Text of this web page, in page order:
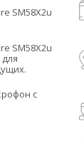
SM58X2u
SM58X2u
с